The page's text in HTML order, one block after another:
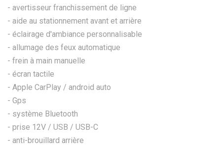
- avertisseur franchissement de ligne
- aide au stationnement avant et arrière
- éclairage d'ambiance personnalisable
- allumage des feux automatique
- frein à main manuelle
- écran tactile
- Apple CarPlay / android auto
- Gps
- système Bluetooth
- prise 12V / USB / USB-C
- anti-brouillard arrière